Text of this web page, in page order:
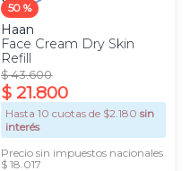
50 %
Haan
Face Cream Dry Skin
Refill
$ 43.600
$ 21.800
Hasta10 cuotas de $2.180 sin
interés
Precio sin impuestos nacionales
$ 18.017